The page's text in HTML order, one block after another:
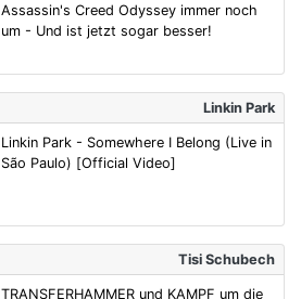
Assassin's Creed Odyssey immer noch
um - Und ist jetzt sogar besser!
Linkin Park
Linkin Park - Somewhere I Belong (Live in
São Paulo) [Official Video]
Tisi Schubech
TRANSFERHAMMER und KAMPF um die